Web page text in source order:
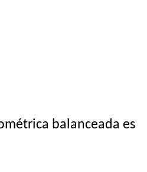
balanceada es